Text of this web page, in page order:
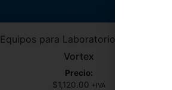
Equipos para Laboratorio Portable
Vortex
Precio:
$1,120.00 +IVA